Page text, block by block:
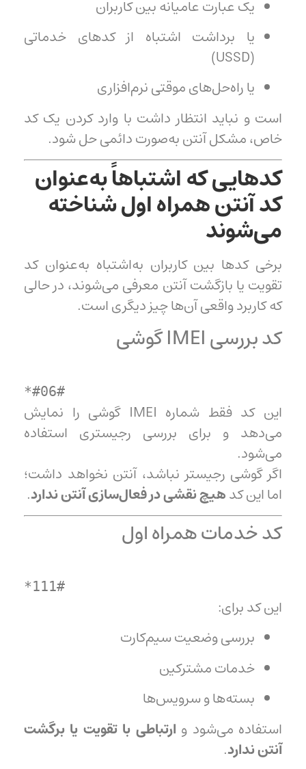
یک عبارت عامیانه بین کاربران
یا برداشت اشتباه از کدهای خدماتی
(USSD)
یا راه‌حل‌های موقتی نرم‌افزاری
است و نباید انتظار داشت با وارد کردن یک کد
خاص، مشکل آنتن به‌صورت دائمی حل شود.
کدهایی که اشتباهاً به‌عنوان
کد آنتن همراه اول شناخته
می‌شوند
برخی کدها بین کاربران به‌اشتباه به‌عنوان کد
تقویت یا بازگشت آنتن معرفی می‌شوند، در حالی
که کاربرد واقعی آن‌ها چیز دیگری است.
کد بررسی IMEI گوشی
*#06#
این کد فقط شماره IMEI گوشی را نمایش
می‌دهد و برای بررسی رجیستری استفاده
می‌شود.
اگر گوشی رجیستر نباشد، آنتن نخواهد داشت؛
اما این کدهیچ نقشی در فعال‌سازی آنتن ندارد.
کد خدمات همراه اول
*111#
این کد برای:
بررسی وضعیت سیم‌کارت
خدمات مشترکین
بسته‌ها و سرویس‌ها
استفاده می‌شود و ارتباطی با تقویت یا برگشت
آنتن ندارد.